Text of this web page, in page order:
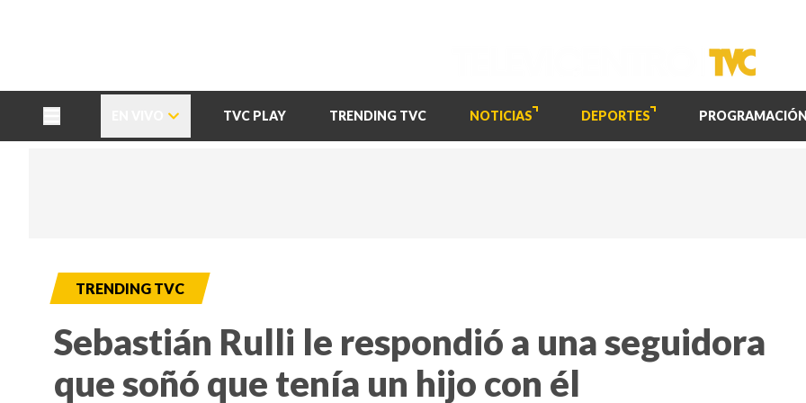
TVC PLAY TRENDING TVC NOTICIAS DEPORTES PROGRAMACIÓN
TRENDING TVC
Sebastián Rulli le respondió a una seguidora
que soñó que tenía un hijo con él